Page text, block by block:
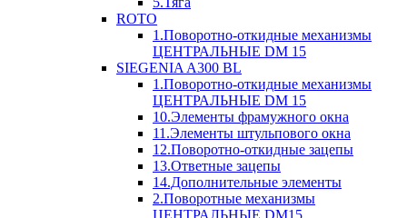
ROTO
1.Поворотно-откидные механизмы
ЦЕНТРАЛЬНЫЕ DM 15
SIEGENIA A300 BL
1.Поворотно-откидные механизмы
ЦЕНТРАЛЬНЫЕ DM 15
10.Элементы фрамужного окна
11.Элементы штульпового окна
12.Поворотно-откидные зацепы
13.Ответные зацепы
14.Дополнительные элементы
2.Поворотные механизмы
ЦЕНТРАЛЬНЫЕ DM15